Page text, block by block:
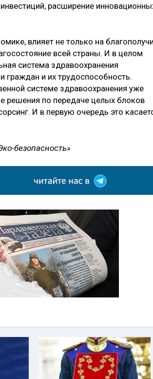
расширение
влияет не только на
всей страны. И в целом
система здравоохранения
граждан и их трудоспособность.
системе здравоохранения уже
решения по передаче целых блоков
И в первую очередь это
безопасность»